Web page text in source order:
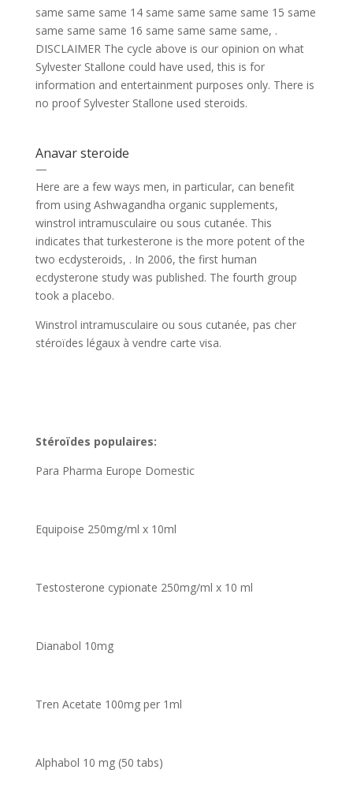
same same same 14 same same same same 15 same
same same same 16 same same same same, .
DISCLAIMER The cycle above is our opinion on what
Sylvester Stallone could have used, this is for
information and entertainment purposes only. There is
no proof Sylvester Stallone used steroids.
Anavar steroide
—
Here are a few ways men, in particular, can benefit
from using Ashwagandha organic supplements,
winstrol intramusculaire ou sous cutanée. This
indicates that turkesterone is the more potent of the
two ecdysteroids, . In 2006, the first human
ecdysterone study was published. The fourth group
took a placebo.
Winstrol intramusculaire ou sous cutanée, pas cher
stéroïdes légaux à vendre carte visa.
Stéroïdes populaires:
Para Pharma Europe Domestic
Equipoise 250mg/ml x 10ml
Testosterone cypionate 250mg/ml x 10 ml
Dianabol 10mg
Tren Acetate 100mg per 1ml
Alphabol 10 mg (50 tabs)